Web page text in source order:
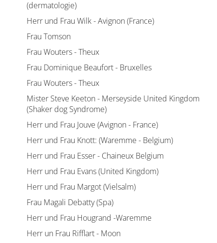
(dermatologie)
Herr und Frau Wilk - Avignon (France)
Frau Tomson
Frau Wouters - Theux
Frau Dominique Beaufort - Bruxelles
Frau Wouters - Theux
Mister Steve Keeton - Merseyside United Kingdom
(Shaker dog Syndrome)
Herr und Frau Jouve (Avignon - France)
Herr und Frau Knott: (Waremme - Belgium)
Herr und Frau Esser - Chaineux Belgium
Herr und Frau Evans (United Kingdom)
Herr und Frau Margot (Vielsalm)
Frau Magali Debatty (Spa)
Herr und Frau Hougrand -Waremme
Herr un Frau Rifflart - Moon